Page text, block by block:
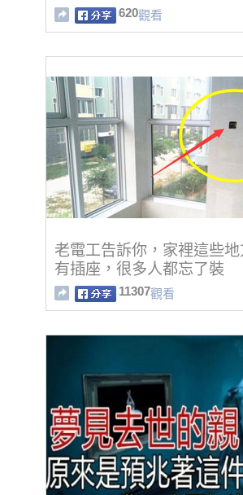
620觀看
老電工告訴你，家裡這些
有插座，很多人都忘了裝
11307觀看